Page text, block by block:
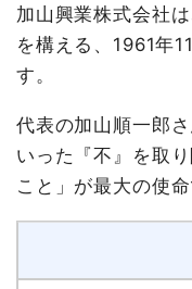
加山興業株式会社
を構える、1961年
す。
代表の加山順一郎
いった『不』を取
こと」が最大の使